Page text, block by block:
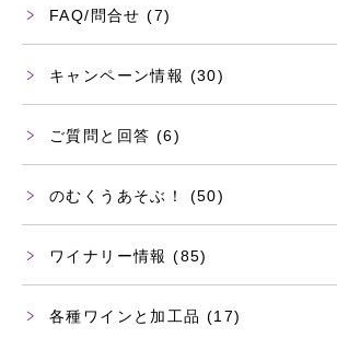
FAQ/問合せ (7)
キャンペーン情報 (30)
ご質問と回答 (6)
のむくうあそぶ！ (50)
ワイナリー情報 (85)
各種ワインと加工品 (17)